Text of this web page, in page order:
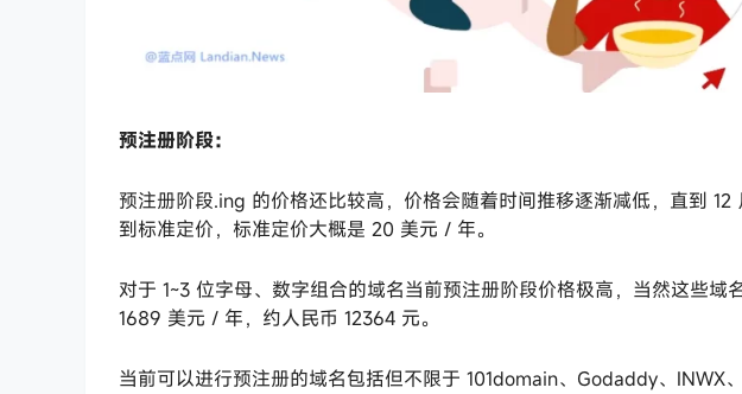
预注册阶段：
预注册阶段.ing 的价格还比较高，价格会随着时间推移逐渐减低，直到
到标准定价，标准定价大概是 20 美元 / 年。
对于 1~3 位字母、数字组合的域名当前预注册阶段价格极高，当然这些
1689 美元 / 年，约人民币 12364 元。
当前可以进行预注册的域名包括但不限于 101domain、Godaddy、INWX